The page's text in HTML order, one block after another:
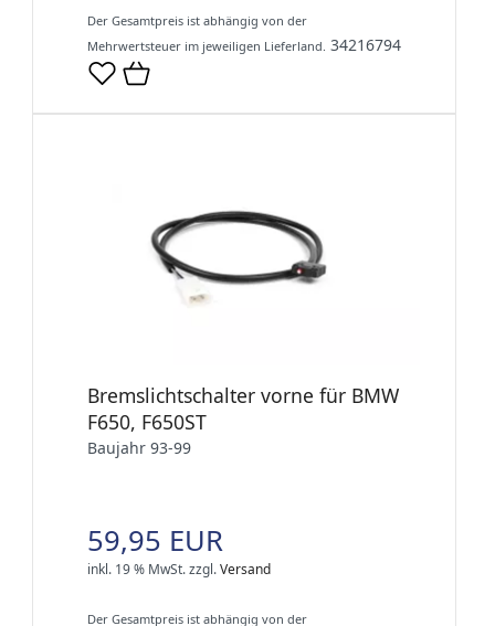
Der Gesamtpreis ist abhängig von der
Mehrwertsteuer im jeweiligen Lieferland. 34216794
Bremslichtschalter vorne für BMW
F650, F650ST
Baujahr 93-99
59,95 EUR
inkl. 19 % MwSt.zzgl.Versand
Der Gesamtpreis ist abhängig von der